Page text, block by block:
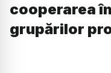
cooperarea
grupărilor